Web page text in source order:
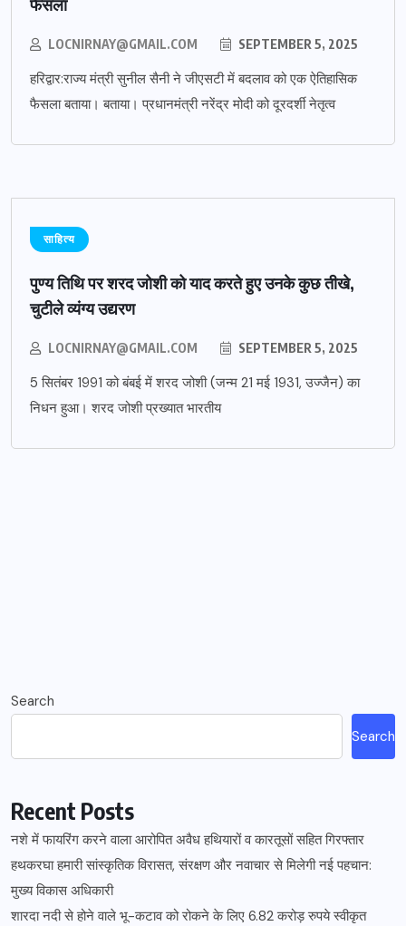
LOCNIRNAY@GMAIL.COM SEPTEMBER 5, 2025
हरिद्वार:राज्य मंत्री सुनील सैनी ने जीएसटी में बदलाव को एक ऐतिहासिक
फैसला बताया। बताया। प्रधानमंत्री नरेंद्र मोदी को दूरदर्शी नेतृत्व
साहित्य
पुण्य तिथि पर शरद जोशी को याद करते हुए उनके कुछ तीखे,
चुटीले व्यंग्य उद्यरण
LOCNIRNAY@GMAIL.COM SEPTEMBER 5, 2025
5 सितंबर 1991 को बंबई में शरद जोशी (जन्म 21 मई 1931, उज्जैन) का
निधन हुआ। शरद जोशी प्रख्यात भारतीय
Search
Search
Recent Posts
नशे में फायरिंग करने वाला आरोपित अवैध हथियारों व कारतूसों सहित गिरफ्तार
हथकरघा हमारी सांस्कृतिक विरासत, संरक्षण और नवाचार से मिलेगी नई पहचान:
मुख्य विकास अधिकारी
शारदा नदी से होने वाले भू-कटाव को रोकने के लिए 6.82 करोड़ रुपये स्वीकृत